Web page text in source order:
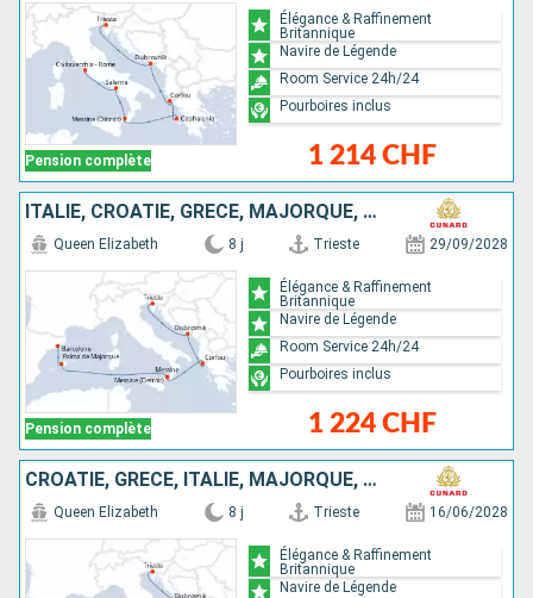
Pension complète 1 214 CHF
Élégance & Raffinement
Britannique
Navire de Légende
Room Service 24h/24
Pourboires inclus
ITALIE, CROATIE, GRÈCE, MAJORQUE, ESPAGNE
Pension complète
Queen Elizabeth 8 j Trieste 29/09/2028
1 224 CHF
Élégance & Raffinement
Britannique
Navire de Légende
Room Service 24h/24
Pourboires inclus
CROATIE, GRÈCE, ITALIE, MAJORQUE, ESPAGNE
Queen Elizabeth 8 j Trieste 16/06/2028
Élégance & Raffinement
Britannique
Navire de Légende